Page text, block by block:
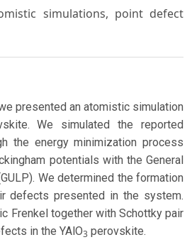
simulations, point defect
presented an atomistic simulation
We simulated the reported
the energy minimization process
potentials with the General
We determined the formation
defects presented in the system.
Frenkel together with Schottky pair
in the YAlO3 perovskite.